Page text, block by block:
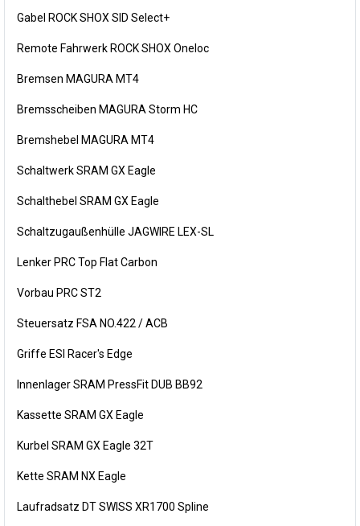
Gabel ROCK SHOX SID Select+
Remote Fahrwerk ROCK SHOX Oneloc
Bremsen MAGURA MT4
Bremsscheiben MAGURA Storm HC
Bremshebel MAGURA MT4
Schaltwerk SRAM GX Eagle
Schalthebel SRAM GX Eagle
Schaltzugaußenhülle JAGWIRE LEX-SL
Lenker PRC Top Flat Carbon
Vorbau PRC ST2
Steuersatz FSA NO.422 / ACB
Griffe ESI Racer's Edge
Innenlager SRAM PressFit DUB BB92
Kassette SRAM GX Eagle
Kurbel SRAM GX Eagle 32T
Kette SRAM NX Eagle
Laufradsatz DT SWISS XR1700 Spline